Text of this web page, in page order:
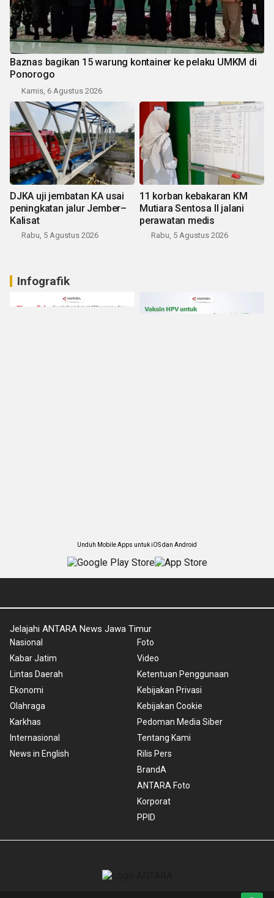
Baznas bagikan 15 warung kontainer ke pelaku UMKM di
Ponorogo
Kamis, 6 Agustus 2026
DJKA uji jembatan KA usai
peningkatan jalur Jember–
Kalisat
Rabu, 5 Agustus 2026
11 korban kebakaran KM
Mutiara Sentosa II jalani
perawatan medis
Rabu, 5 Agustus 2026
Infografik
Unduh Mobile Apps untuk iOS dan Android
Jelajahi ANTARA News Jawa Timur
Nasional
Kabar Jatim
Lintas Daerah
Ekonomi
Olahraga
Karkhas
Internasional
News in English
Foto
Video
Ketentuan Penggunaan
Kebijakan Privasi
Kebijakan Cookie
Pedoman Media Siber
Tentang Kami
Rilis Pers
BrandA
ANTARA Foto
Korporat
PPID